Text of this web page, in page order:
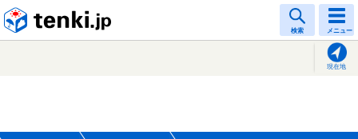
検索 メニュー
現在地